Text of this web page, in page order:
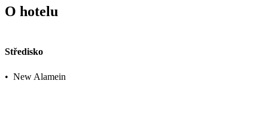
O hotelu
Středisko
• New Alamein